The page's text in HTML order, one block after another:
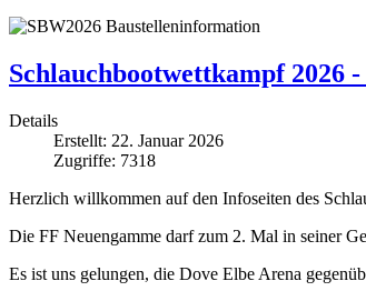
Schlauchbootwettkampf 2026
Details
Erstellt: 22. Januar 2026
Zugriffe: 7318
Herzlich willkommen auf den Infoseiten des
Die FF Neuengamme darf zum 2. Mal in seiner
Es ist uns gelungen, die Dove Elbe Arena